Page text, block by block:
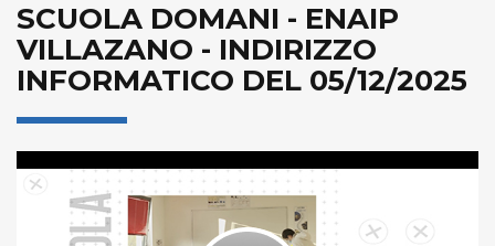
SCUOLA DOMANI - ENAIP
VILLAZANO - INDIRIZZO
INFORMATICO DEL 05/12/2025